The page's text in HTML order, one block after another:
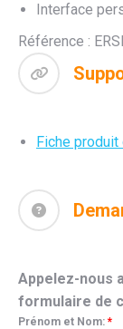
Interface
Référence :
Fiche produit
Appelez-nous
formulaire de
Prénom et Nom: *